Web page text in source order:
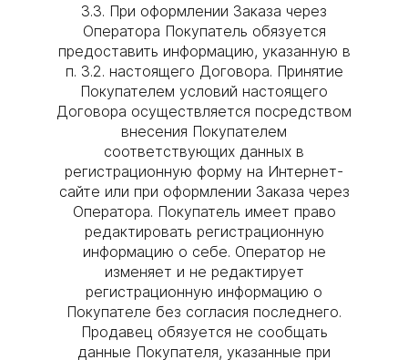
3.3. При оформлении Заказа через
Оператора Покупатель обязуется
предоставить информацию, указанную в
п. 3.2. настоящего Договора. Принятие
Покупателем условий настоящего
Договора осуществляется посредством
внесения Покупателем
соответствующих данных в
регистрационную форму на Интернет-
сайте или при оформлении Заказа через
Оператора. Покупатель имеет право
редактировать регистрационную
информацию о себе. Оператор не
изменяет и не редактирует
регистрационную информацию о
Покупателе без согласия последнего.
Продавец обязуется не сообщать
данные Покупателя, указанные при